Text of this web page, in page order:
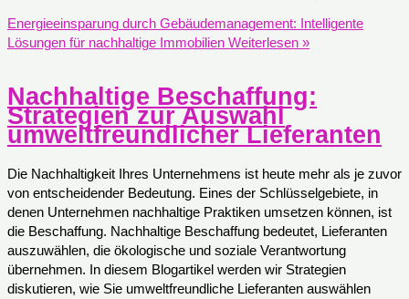
Energieeinsparung durch Gebäudemanagement: Intelligente
Lösungen für nachhaltige Immobilien Weiterlesen »
Nachhaltige Beschaffung:
Strategien zur Auswahl
umweltfreundlicher Lieferanten
Die Nachhaltigkeit Ihres Unternehmens ist heute mehr als je zuvor
von entscheidender Bedeutung. Eines der Schlüsselgebiete, in
denen Unternehmen nachhaltige Praktiken umsetzen können, ist
die Beschaffung. Nachhaltige Beschaffung bedeutet, Lieferanten
auszuwählen, die ökologische und soziale Verantwortung
übernehmen. In diesem Blogartikel werden wir Strategien
diskutieren, wie Sie umweltfreundliche Lieferanten auswählen